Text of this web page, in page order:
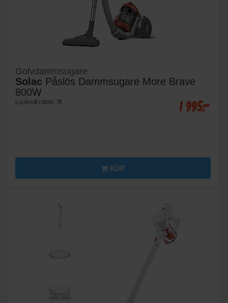
Golvdammsugare
Solac Påslös Dammsugare More Brave
800W
Ljudnivå (dBA): 78 1 995:-
KÖP